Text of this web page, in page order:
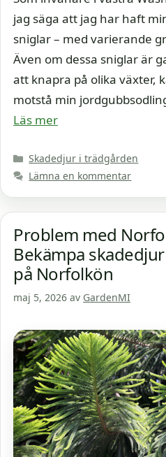
jag säga att jag har haft
sniglar – med varierande
Även om dessa sniglar är
att knapra på olika växter,
motstå min
Läs mer
Kategorier
Skadedjur i trädgården
Lämna en kommentar
Problem med
Bekämpa
på Norfolkön
maj 5, 2026 av GardenMI